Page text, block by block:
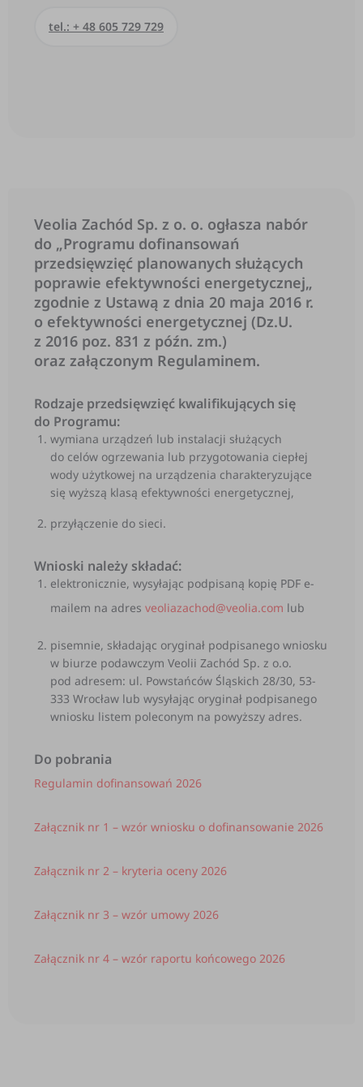
tel.: + 48 605 729 729
Veolia Zachód Sp. z o. o. ogłasza nabór
do „Programu dofinansowań
przedsięwzięć planowanych służących
poprawie efektywności energetycznej„
zgodnie z Ustawą z dnia 20 maja 2016 r.
o efektywności energetycznej (Dz.U.
z 2016 poz. 831 z późn. zm.)
oraz załączonym Regulaminem.
Rodzaje przedsięwzięć kwalifikujących się
do Programu:
wymiana urządzeń lub instalacji służących
do celów ogrzewania lub przygotowania ciepłej
wody użytkowej na urządzenia charakteryzujące
się wyższą klasą efektywności energetycznej,
przyłączenie do sieci.
Wnioski należy składać:
elektronicznie, wysyłając podpisaną kopię PDF e-
mailem na adres veoliazachod@veolia.com lub
pisemnie, składając oryginał podpisanego wniosku
w biurze podawczym Veolii Zachód Sp. z o.o.
pod adresem: ul. Powstańców Śląskich 28/30, 53-
333 Wrocław lub wysyłając oryginał podpisanego
wniosku listem poleconym na powyższy adres.
Do pobrania
Regulamin dofinansowań 2026
Załącznik nr 1 – wzór wniosku o dofinansowanie 2026
Załącznik nr 2 – kryteria oceny 2026
Załącznik nr 3 – wzór umowy 2026
Załącznik nr 4 – wzór raportu końcowego 2026